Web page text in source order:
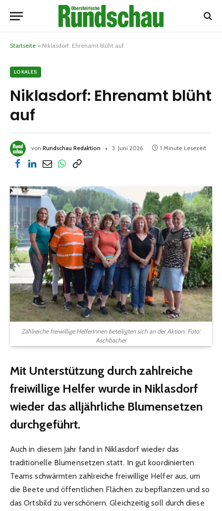
Startseite » Niklasdorf: Ehrenamt blüht auf
LOKALES
Niklasdorf: Ehrenamt blüht
auf
von Rundschau Redaktion 3. Juni 2026 1 Minute Lesezeit
Zahlreiche freiwillige HelferInnen beteiligten sich an der Aktion. Foto:
Aschbacher
Mit Unterstützung durch zahlreiche
freiwillige Helfer wurde in Niklasdorf
wieder das alljährliche Blumensetzen
durchgeführt.
Auch in diesem Jahr fand in Niklasdorf wieder das
traditionelle Blumensetzen statt. In gut koordinierten
Teams schwärmten zahlreiche freiwillige Helfer aus, um
die Beete und öffentlichen Flächen zu bepflanzen und so
das Ortsbild zu verschönern. Gleichzeitig soll durch diese